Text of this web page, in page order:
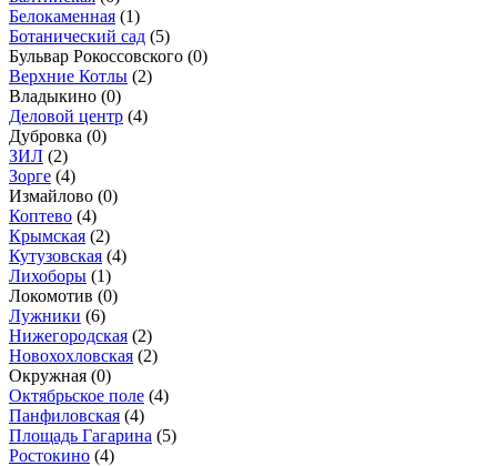
Белокаменная (1)
Ботанический сад (5)
Бульвар Рокоссовского (0)
Верхние Котлы (2)
Владыкино (0)
Деловой центр (4)
Дубровка (0)
ЗИЛ (2)
Зорге (4)
Измайлово (0)
Коптево (4)
Крымская (2)
Кутузовская (4)
Лихоборы (1)
Локомотив (0)
Лужники (6)
Нижегородская (2)
Новохохловская (2)
Окружная (0)
Октябрьское поле (4)
Панфиловская (4)
Площадь Гагарина (5)
Ростокино (4)